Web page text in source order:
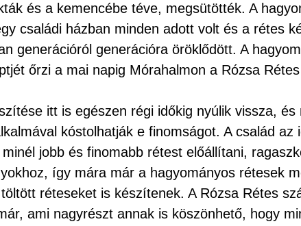
és a kemencébe téve, megsütötték. A
családi házban minden adott volt és a rétes
generációról generációra öröklődött. A
őrzi a mai napig Mórahalmon a Rózsa
itt is egészen régi időkig nyúlik vissza,
kóstolhatják e finomságot. A család az
jobb és finomabb rétest előállítani,
így mára már a hagyományos rétesek
réteseket is készítenek. A Rózsa Rétes
ami nagyrészt annak is köszönhető, hogy